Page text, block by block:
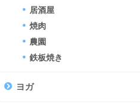
居酒屋
焼肉
農園
鉄板焼き
ヨガ